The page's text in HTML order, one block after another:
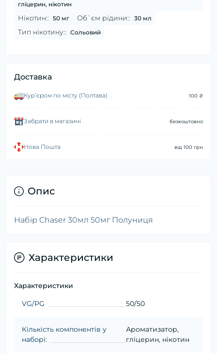
гліцерин, нікотин
Нікотин:: 50 мг Об`єм рідини:: 30 мл
Тип нікотину:: Сольовий
Доставка
Курʼєром по місту (Полтава) 100 ₴
Забрати в магазині безкоштовно
Нова Пошта від 100 грн
Опис
Набір Chaser 30мл 50мг Полуниця
Характеристики
Характеристики
VG/PG 50/50
Кількість компонентів у
наборі:
Ароматизатор,
гліцерин, нікотин